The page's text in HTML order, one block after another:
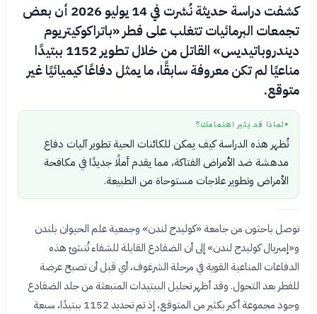
كشفت دراسة حديثة نُشرت في 14 يوليو 2026 أن بعض
تجمعات البرمائيات تتغلب على فطر «باتراكوكيتريوم
ديندروباتيديس» القاتل من خلال تطوير 1152 ببتيدًا
مناعيًا لم تكن معروفة سابقًا، ما يمثل دفاعًا كيميائيًا غير
متوقع.
● لماذا قد يثير اهتمامك؟
تُظهر هذه الدراسة كيف يمكن للكائنات الحية تطوير آليات دفاع
مدهشة ضد الأمراض الفتاكة، مما يقدم أملًا جديدًا في مكافحة
الأمراض وتطوير علاجات مستوحاة من الطبيعة.
توصل باحثون من جامعة «كوليدج لندن» وجمعية علم الحيوان بلندن
و«إمبريال كوليدج لندن» إلى أن الضفادع القابلة للشفاء تُنشئ هذه
الدفاعات المناعية القوية في مرحلة الشرغوف، أي قبل أن تصبح عرضة
للفطر بعد التحول. وقد أظهر تحليل الببتيدات المنبعثة من جلد الضفادع
وجود مجموعة أكبر بكثير من المتوقع، إذ تم تحديد 1152 ببتيدًا، سبعة